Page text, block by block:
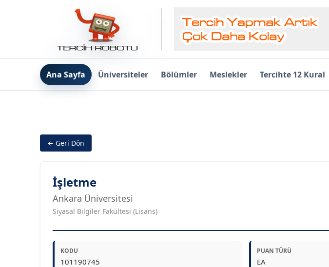
Ana Sayfa Üniversiteler Bölümler Meslekler Tercihte 12 Kural
← Geri Dön
İşletme
Ankara Üniversitesi
Siyasal Bilgiler Fakültesi (Lisans)
KODU
101190745
PUAN TÜRÜ
EA